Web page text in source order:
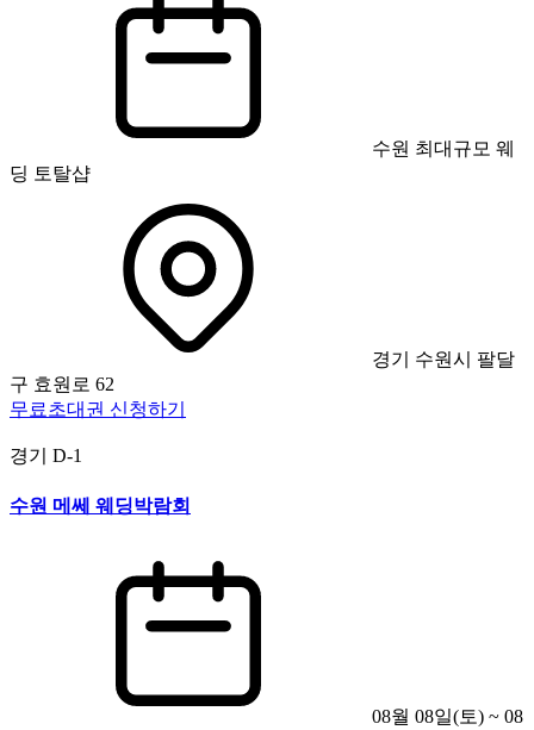
수원 최대규모 웨
딩 토탈샵
경기 수원시 팔달
구 효원로 62
무료초대권 신청하기
경기 D-1
수원 메쎄 웨딩박람회
08월 08일(토) ~ 08